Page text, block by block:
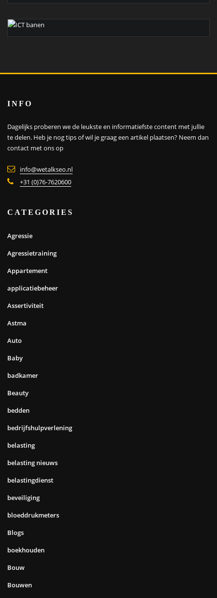
INFO
Dagelijks proberen we de leukste en informatiefste content met jullie
te delen. Heb je nog tips of wil je graag een artikel plaatsen? Neem dan
contact met ons op
info@wetalkseo.nl
+31 (0)76-7620600
CATEGORIES
Agressie
Agressietraining
Appartement
applicatiebeheer
Assertiviteit
Astma
Auto
Baby
badkamer
Beauty
bedden
bedrijfshulpverlening
belasting
belasting nieuws
belastingdienst
beveiliging
bloeddrukmeters
Blogs
boekhouden
Bouw
Bouwen